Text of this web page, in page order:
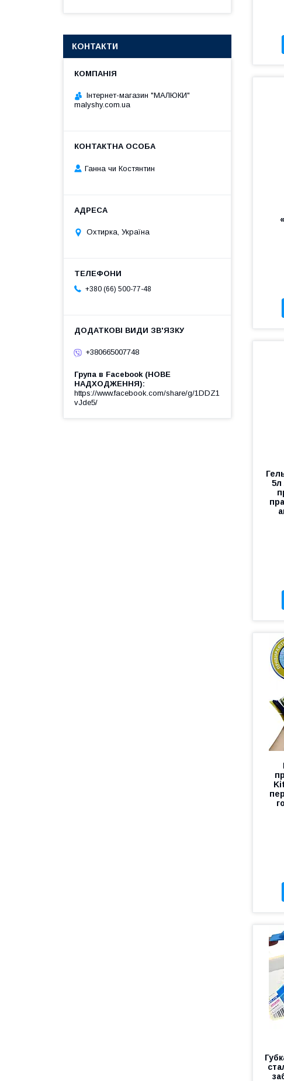
5л
КОНТАКТИ
Інтернет-магазин "МАЛЮКИ"
malyshy.com.ua
Ганна чи Костянтин
Охтирка, Україна
+380 (66) 500-77-48
+380665007748
Група в Facebook (НОВЕ
НАДХОДЖЕННЯ)
https://www.facebook.com/share/g/1DDZ1
vJde5/